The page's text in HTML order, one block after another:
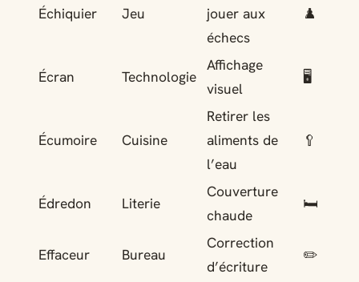
Échiquier Jeu
jouer aux
échecs
♟️
Écran Technologie
Affichage
visuel
🖥️
Écumoire Cuisine
Retirer les
aliments de
l’eau
🥄
Édredon Literie
Couverture
chaude
🛏️
Effaceur Bureau
Correction
d’écriture
✏️